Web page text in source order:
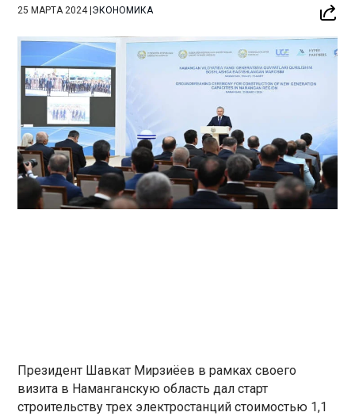
25 МАРТА 2024|ЭКОНОМИКА
Президент Шавкат Мирзиёев в рамках своего
визита в Наманганскую область дал старт
строительству трех электростанций стоимостью 1,1